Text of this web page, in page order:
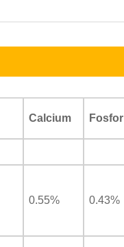
Calcium Fosfor
0.55% 0.43%